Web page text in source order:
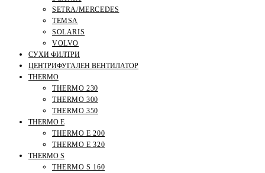
SETRA/MERCEDES
TEMSA
SOLARIS
VOLVO
СУХИ ФИЛТРИ
ЦЕНТРИФУГАЛЕН ВЕНТИЛАТОР
THERMO
THERMO 230
THERMO 300
THERMO 350
THERMO E
THERMO E 200
THERMO E 320
THERMO S
THERMO S 160